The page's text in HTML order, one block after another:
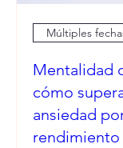
Múltiples
Mentalidad
cómo
ansiedad
rendimiento